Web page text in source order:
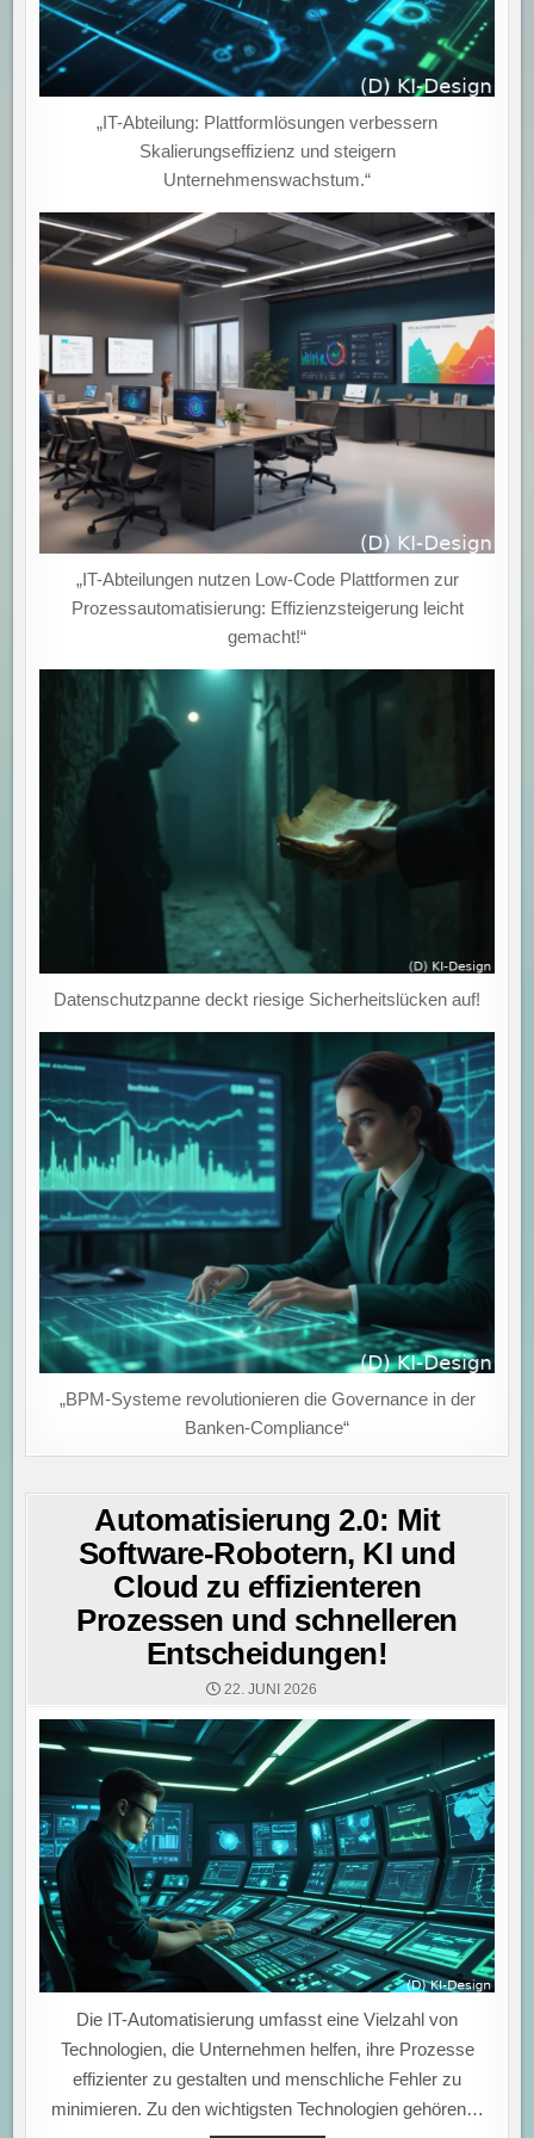
„IT-Abteilung: Plattformlösungen verbessern
Skalierungseffizienz und steigern
Unternehmenswachstum.“
„IT-Abteilungen nutzen Low-Code Plattformen zur
Prozessautomatisierung: Effizienzsteigerung leicht
gemacht!“
Datenschutzpanne deckt riesige Sicherheitslücken auf!
„BPM-Systeme revolutionieren die Governance in der
Banken-Compliance“
Automatisierung 2.0: Mit
Software-Robotern, KI und
Cloud zu effizienteren
Prozessen und schnelleren
Entscheidungen!
22. JUNI 2026
Die IT-Automatisierung umfasst eine Vielzahl von
Technologien, die Unternehmen helfen, ihre Prozesse
effizienter zu gestalten und menschliche Fehler zu
minimieren. Zu den wichtigsten Technologien gehören…